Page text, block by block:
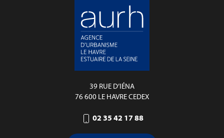
39 RUE D’IÉNA
76 600 LE HAVRE CEDEX
02 35 42 17 88